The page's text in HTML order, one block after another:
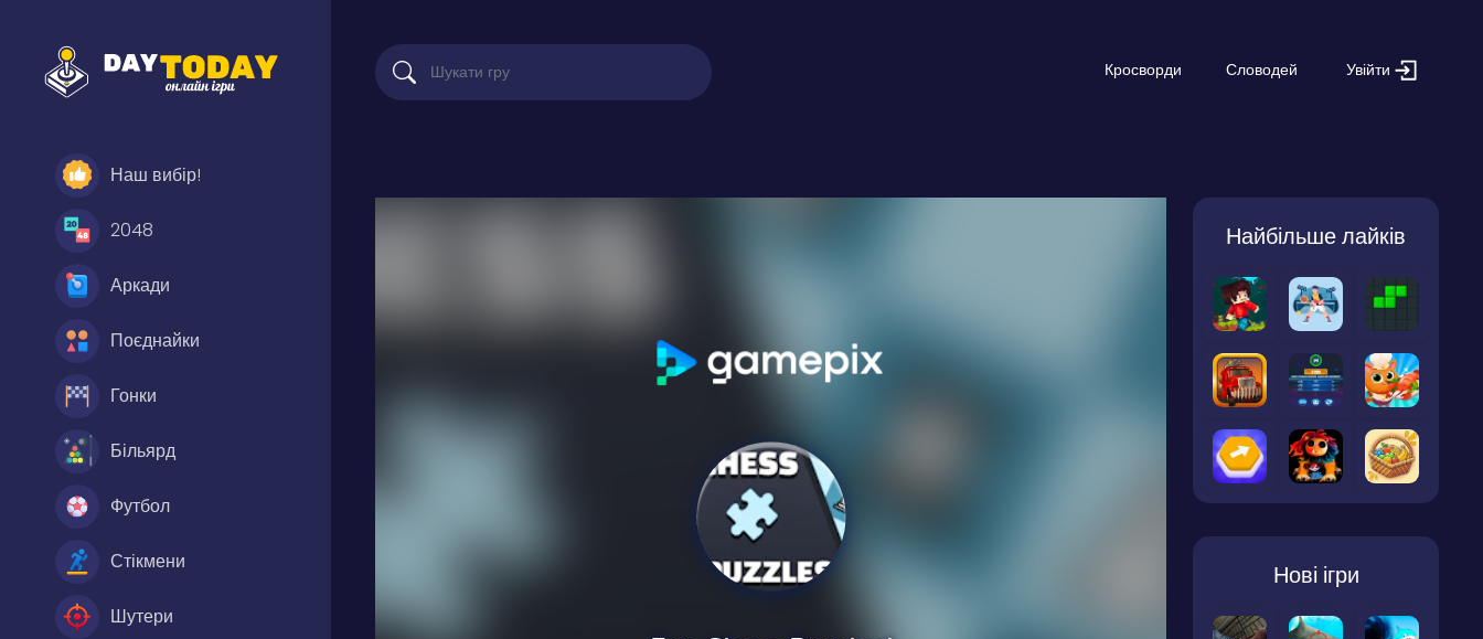
Наш вибір!
2048
Аркади
Поєднайки
Гонки
Більярд
Футбол
Стікмени
Шутери
Кросворди Словодей Увійти
Найбільше лайків
Нові ігри